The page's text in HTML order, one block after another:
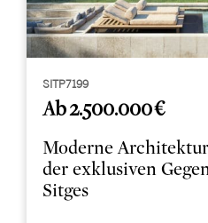
SITP7199
Ab 2.500.000 €
Moderne
der exklusiven
Sitges